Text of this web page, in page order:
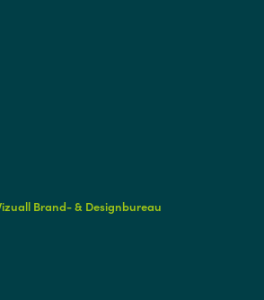
Brand- & Designbureau